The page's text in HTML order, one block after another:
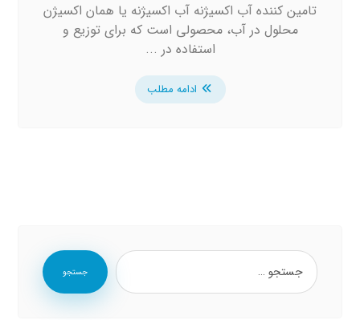
تامین کننده آب اکسیژنه آب اکسیژنه یا همان اکسیژن
محلول در آب، محصولی است که برای توزیع و
استفاده در ...
ادامه مطلب
جستجو